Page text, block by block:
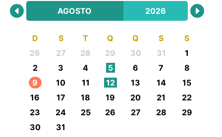
AGOSTO 2026
D S T Q Q S
S
26
27 28 29 30 31
1
2
3 4 5 6 7
8
9
10 11 12 13 14
15
16
17 18 19 20 21
22
23
24 25 26 27 28
29
30
31